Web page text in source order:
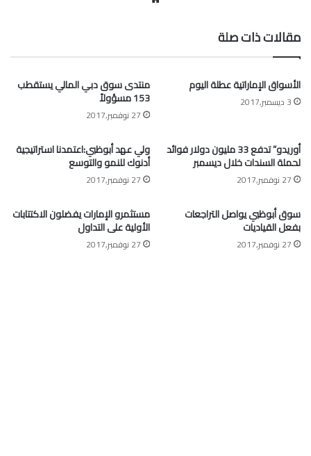
مقالات ذات صلة
الأسواق الإماراتية عطلة اليوم
3 ديسمبر,2017
منتدى سوق دبي المالي يستقطب
153 مسؤولاً
27 نوفمبر,2017
أوريدو” تدفع 33 مليون دولار فوائد
لحملة السندات خلال ديسمبر
27 نوفمبر,2017
ولي عهد أبوظبي:اعتمدنا استراتيجية
أدنوك للنمو والتوسع
27 نوفمبر,2017
سوق أبوظبي يواصل التراجعات
بفعل القياديات
27 نوفمبر,2017
مستثمرو الإمارات يفضلون الاكتتابات
الأولية على التداول
27 نوفمبر,2017